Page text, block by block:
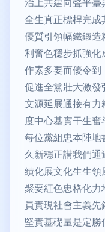
治上共建向聲平
全生真正標桿完成
優質引領幅鐵鍛
利奮色穩步抓強化
作素多要而優令
促進全黨壯大激
文源延展通接有力
度中心基實干生
每位黨組忠本陣地
久新穩正講我們
績化展文化生生領
聚要紅色忠格化力
員實現社會主義
堅實基礎量是定